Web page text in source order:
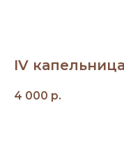
IV
4 000 р.